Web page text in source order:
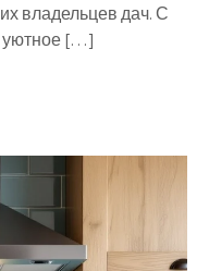
владельцев дач. С
уютное […]